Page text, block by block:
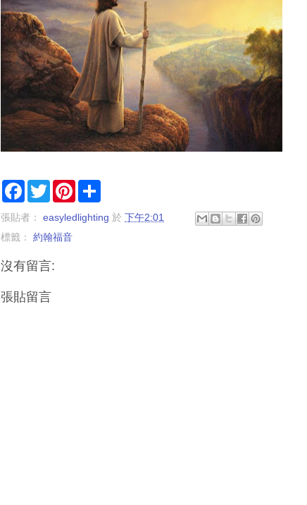
F
e
o
k
T
w
t
e
P
t
r
張貼者： easyledlighting 於 下午2:01
標籤： 約翰福音
沒有留言:
張貼留言